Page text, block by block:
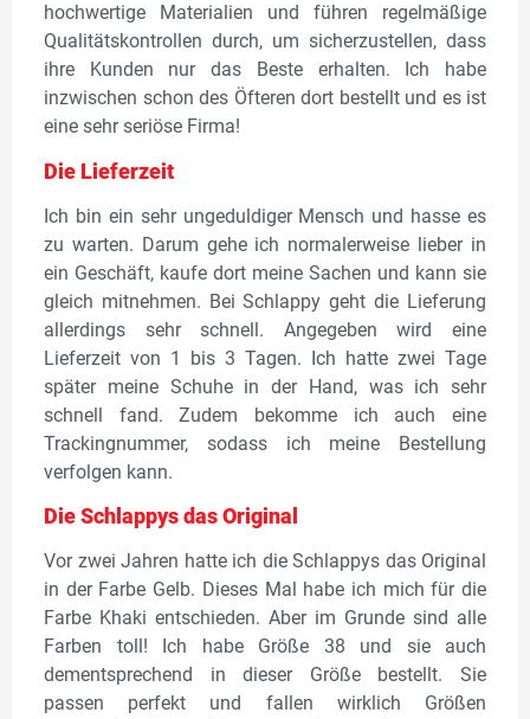
hochwertige Materialien und führen regelmäßige
Qualitätskontrollen durch, um sicherzustellen, dass
ihre Kunden nur das Beste erhalten. Ich habe
inzwischen schon des Öfteren dort bestellt und es ist
eine sehr seriöse Firma!
Die Lieferzeit
Ich bin ein sehr ungeduldiger Mensch und hasse es
zu warten. Darum gehe ich normalerweise lieber in
ein Geschäft, kaufe dort meine Sachen und kann sie
gleich mitnehmen. Bei Schlappy geht die Lieferung
allerdings sehr schnell. Angegeben wird eine
Lieferzeit von 1 bis 3 Tagen. Ich hatte zwei Tage
später meine Schuhe in der Hand, was ich sehr
schnell fand. Zudem bekomme ich auch eine
Trackingnummer, sodass ich meine Bestellung
verfolgen kann.
Die Schlappys das Original
Vor zwei Jahren hatte ich die Schlappys das Original
in der Farbe Gelb. Dieses Mal habe ich mich für die
Farbe Khaki entschieden. Aber im Grunde sind alle
Farben toll! Ich habe Größe 38 und sie auch
dementsprechend in dieser Größe bestellt. Sie
passen perfekt und fallen wirklich Größen